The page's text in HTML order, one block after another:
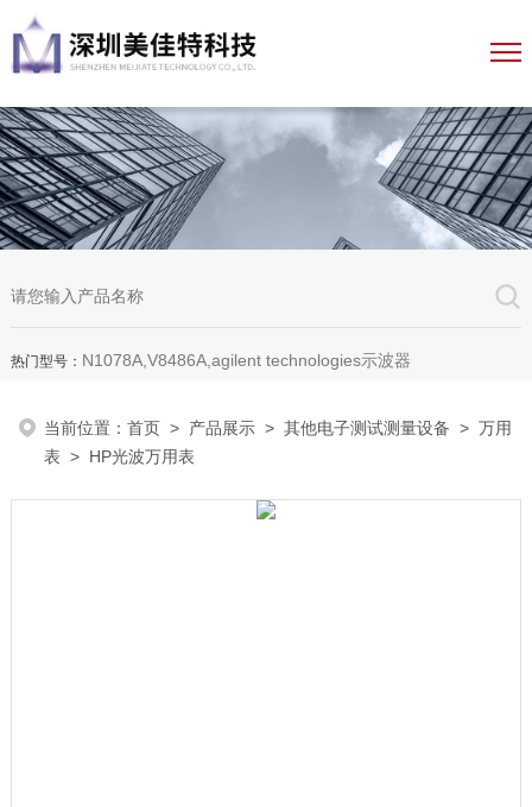
热门型号： N1078A,V8486A,agilent technologies示波器
当前位置：首页 > 产品展示 >其他电子测试测量设备 >万用
表 > HP光波万用表